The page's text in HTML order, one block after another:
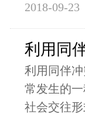
2018-09-23
利用同
利用同伴
常发生的
社会交往